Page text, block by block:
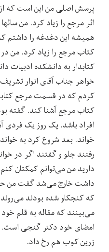
پرسش اصلی من این است که
اثر مرجع را زیاد کرد. من
همیشه این دغدغه را داشتم
خواهر جناب آقای انوار
کردم که در قسمت مرجع
کتاب مرجع آشنا کند. گفته
افراد باشد. یک روز یک فردی
خواند. بعد شروع کرد به
رفتند جلو و گفتند اگر در
دارید من می‌توانم کمکتان
داشت خارج می‌شد گفت من
که کنجکاو شده بودند می‌روند
می‌بینند که مقاله به قلم
امضای خود دکتر گنجی است.
زرین کوب هم رخ داد.